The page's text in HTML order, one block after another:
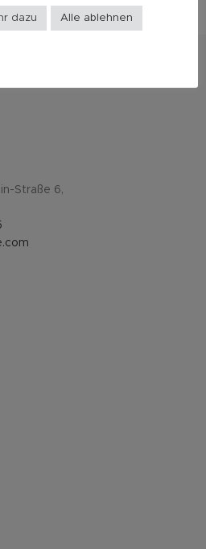
Straße 6,
dazu Alle ablehnen